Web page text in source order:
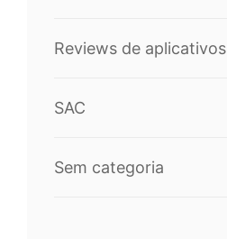
Reviews de aplicativos
SAC
Sem categoria